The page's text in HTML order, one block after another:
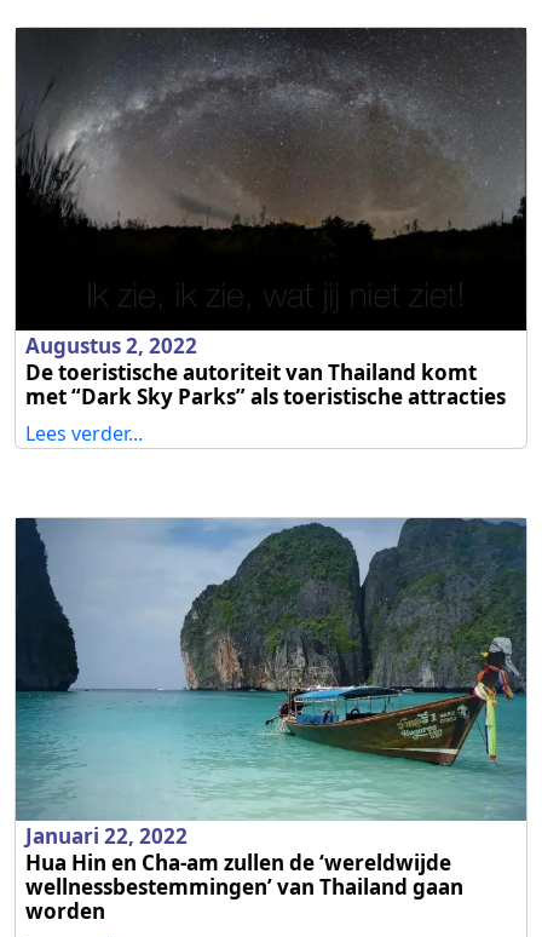
Augustus 2, 2022
De toeristische autoriteit van Thailand komt
met “Dark Sky Parks” als toeristische attracties
Lees verder...
Januari 22, 2022
Hua Hin en Cha-am zullen de ‘wereldwijde
wellnessbestemmingen’ van Thailand gaan
worden